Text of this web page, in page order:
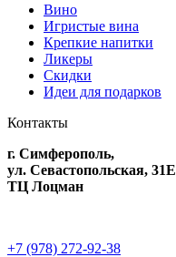
Вино
Игристые вина
Крепкие напитки
Ликеры
Скидки
Идеи для подарков
Контакты
г. Симферополь,
ул. Севастопольская, 31Е
ТЦ Лоцман
+7 (978) 272-92-38